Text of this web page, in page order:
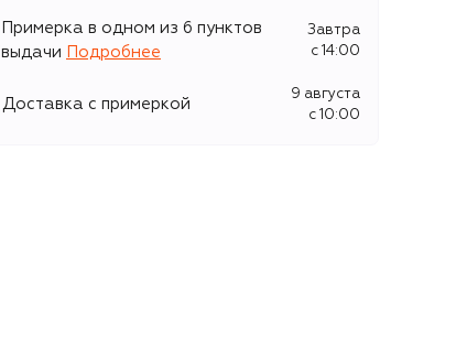
Примерка в одном из 6 пунктов
выдачи
Подробнее
Завтра
c 14:00
Доставка с примеркой
9 августа
c 10:00